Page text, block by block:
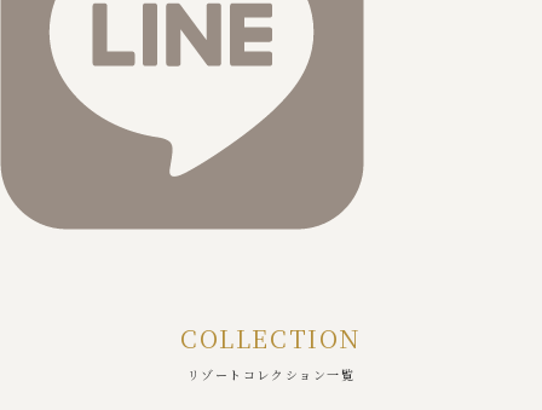
COLLECTION
リゾートコレクション一覧